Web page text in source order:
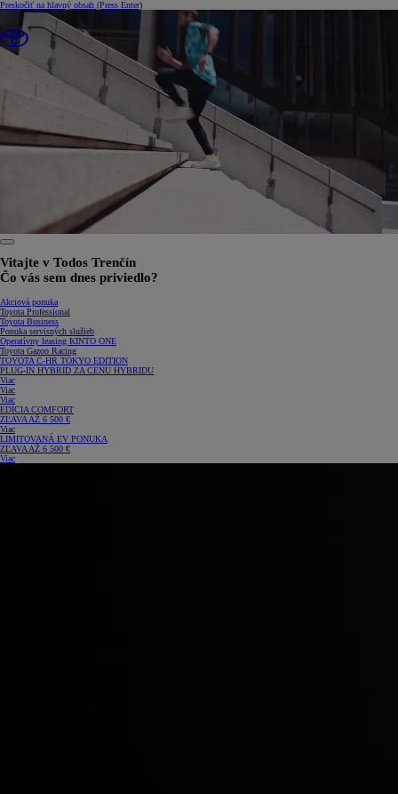
Preskočiť na hlavný obsah (Press Enter)
Vitajte v Todos Trenčín
Čo vás sem dnes priviedlo?
Akciová ponuka
Toyota Professional
Toyota Business
Ponuka servisných služieb
Operatívny leasing KINTO ONE
Toyota Gazoo Racing
TOYOTA C-HR TOKYO EDITION
PLUG-IN HYBRID ZA CENU HYBRIDU
Viac
Viac
Viac
EDÍCIA COMFORT
ZĽAVA AŽ 6 500 €
Viac
LIMITOVANÁ EV PONUKA
ZĽAVA AŽ 6 500 €
Viac